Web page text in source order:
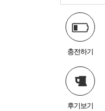
충전하기
후기보기